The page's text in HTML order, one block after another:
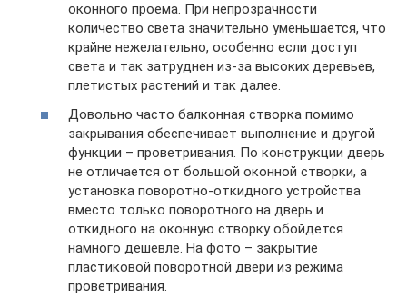
оконного проема. При непрозрачности
количество света значительно уменьшается, что
крайне нежелательно, особенно если доступ
света и так затруднен из-за высоких деревьев,
плетистых растений и так далее.
Довольно часто балконная створка помимо
закрывания обеспечивает выполнение и другой
функции – проветривания. По конструкции дверь
не отличается от большой оконной створки, а
установка поворотно-откидного устройства
вместо только поворотного на дверь и
откидного на оконную створку обойдется
намного дешевле. На фото – закрытие
пластиковой поворотной двери из режима
проветривания.